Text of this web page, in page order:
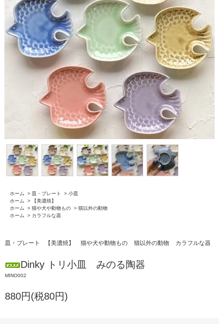
ホーム > 皿・プレート > 小皿
ホーム
>
【美濃焼】
ホーム
> 猫や犬や動物もの > 猫以外の動物
ホーム
> カラフルな器
皿・プレート 【美濃焼】 猫や犬や動物もの 猫以外の動物 カラフルな器
Dinky トリ小皿 みのる陶器
MINO002
880円(税80円)